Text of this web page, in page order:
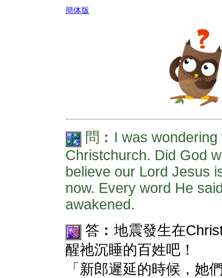
簡体版
問︰I was
Christchurch. Did God
believe our Lord Jesus
now. Every word He
awakened.
答︰地震發生在
醒祂沉睡的百姓吧！
「新郎遲延的時候，她